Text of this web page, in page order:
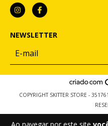
NEWSLETTER
COPYRIGHT SKITTER STORE -